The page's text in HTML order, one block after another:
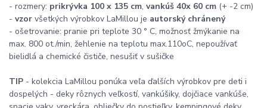
- rozmery: prikrývka 100 x 135 cm, vankúš 40x 60 cm (+ -2 cm)
- vzor všetkých výrobkov LaMillou je autorský chránený
- ošetrovanie: pranie pri teplote 30 ° C, možnosť žmýkanie na
max. 800 ot./min, žehlenie na teplotu max.110oC, nepoužívať
bielidlá a chemické čističe, nesušiť v sušičke
TIP - kolekcia LaMillou ponúka veľa ďalších výrobkov pre deti i
dospelých - deky rôznych veľkostí, vankúšiky, dojčiace vankúše,